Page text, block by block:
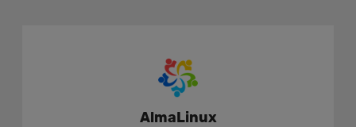
AlmaLinux